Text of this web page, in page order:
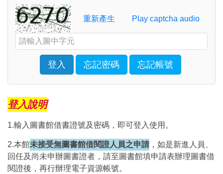
Toggle to show or hide your password
Verification Code
重新產生
Play captcha audio
Enter the characters shown in the image above
登入 忘記密碼 忘記帳號
登入說明
1.輸入圖書館借書證號及密碼，即可登入使用。
2.本館未接受無圖書館借閱證人員之申請，如是新進人員、
回任及尚未申辦圖書證者，請至圖書館填申請表辦理圖書借
閱證後，再行辦理電子資源帳號。